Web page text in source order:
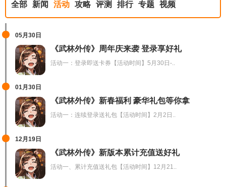
全部 新闻 活动 攻略 评测 排行 专题 视频
05月30日
《武林外传》周年庆来袭 登录享好礼
活动一：登录即送卡券【活动时间】5月30日-..
01月30日
《武林外传》新春福利 豪华礼包等你拿
活动一：连续登录送礼包【活动时间】2月2日..
12月19日
《武林外传》新版本累计充值送好礼
活动一、累计充值送礼包【活动时间】12月21..